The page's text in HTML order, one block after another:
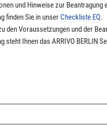
und Hinweise zur Beantragung
finden Sie in unser Checkliste EQ.
den Voraussetzungen und der
steht Ihnen das ARRIVO BERLIN